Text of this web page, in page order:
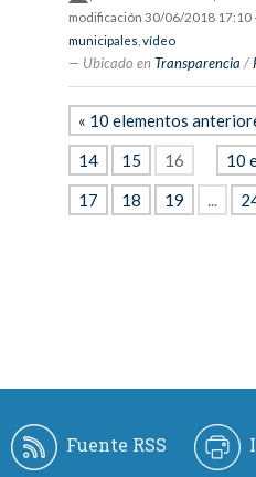
modificación 30/06/2018 17:10
municipales vídeo
Ubicado en Transparencia /
« 10 elementos
10
14
15
16
17
18 19 ...
Fuente RSS